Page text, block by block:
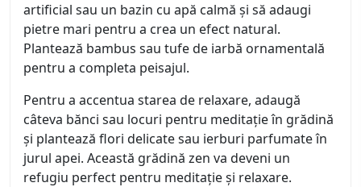
artificial sau un bazin cu apă calmă și să adaugi
pietre mari pentru a crea un efect natural.
Plantează bambus sau tufe de iarbă ornamentală
pentru a completa peisajul.
Pentru a accentua starea de relaxare, adaugă
câteva bănci sau locuri pentru meditație în grădină
și plantează flori delicate sau ierburi parfumate în
jurul apei. Această grădină zen va deveni un
refugiu perfect pentru meditație și relaxare.